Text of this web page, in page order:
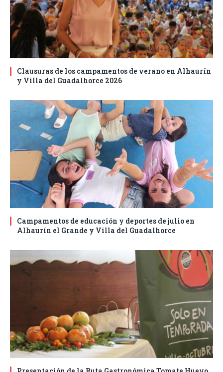
Clausuras de los campamentos de verano en Alhaurín
y Villa del Guadalhorce 2026
Campamentos de educación y deportes de julio en
Alhaurín el Grande y Villa del Guadalhorce